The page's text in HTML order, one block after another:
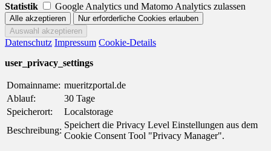
Statistik
Google Analytics und Matomo Analytics zulassen
Datenschutz Impressum Cookie-Details
user_privacy_settings
Domainname: mueritzportal.de
Ablauf:
30 Tage
Speicherort:
Localstorage
Beschreibung:
Speichert die Privacy Level Einstellungen aus dem
Cookie Consent Tool "Privacy Manager".